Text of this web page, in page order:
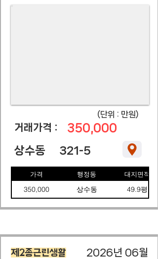
​(단위 : 만원)
​거래가격 : 350,000
상수동 321-5
가격 행정동 대지면적
350,000 상수동 49.9평
제2종근린생활 2026년 06월